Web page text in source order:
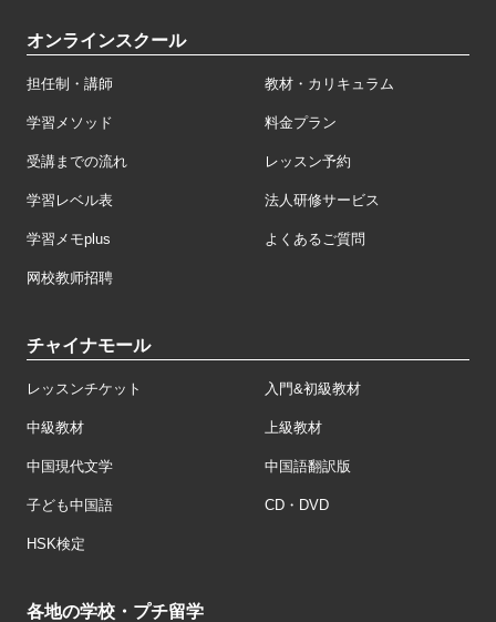
オンラインスクール
担任制・講師 教材・カリキュラム
学習メソッド 料金プラン
受講までの流れ レッスン予約
学習レベル表 法人研修サービス
学習メモplus よくあるご質問
网校教师招聘
チャイナモール
レッスンチケット 入門&初級教材
中級教材 上級教材
中国現代文学 中国語翻訳版
子ども中国語 CD・DVD
HSK検定
各地の学校・プチ留学